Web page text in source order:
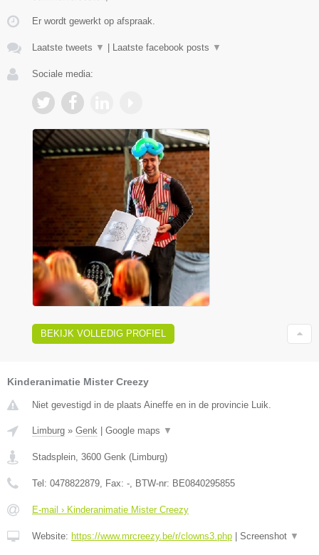
Er wordt gewerkt op afspraak.
Laatste tweets ▼ Laatste facebook posts ▼
Sociale media:
BEKIJK VOLLEDIG PROFIEL
Kinderanimatie Mister Creezy
Niet gevestigd in de plaats Aineffe en in de provincie Luik.
Limburg » Genk Google maps ▼
Stadsplein, 3600 Genk (Limburg)
Tel: 0478822879, Fax: -, BTW-nr: BE0840295855
E-mail › Kinderanimatie Mister Creezy
Website: https://www.mrcreezy.be/r/clowns3.php Screenshot ▼